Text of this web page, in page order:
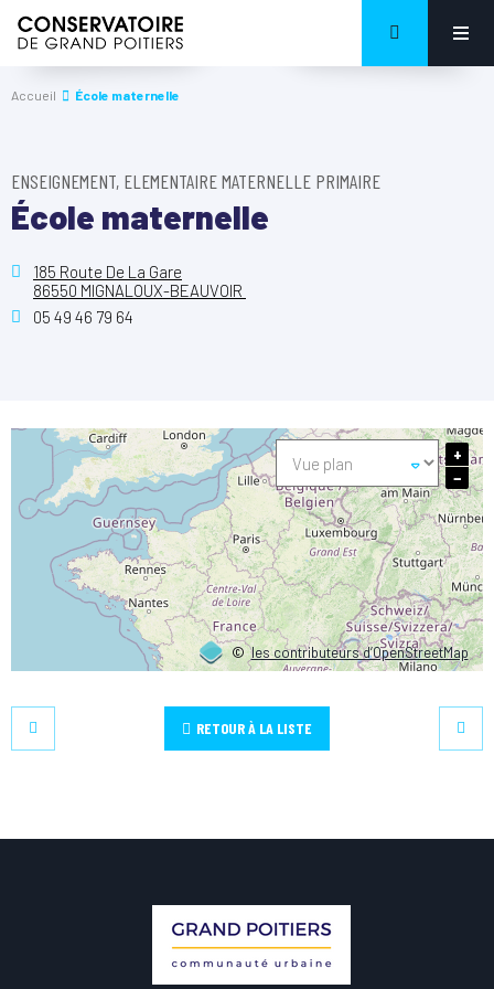
Accueil École maternelle
ENSEIGNEMENT, ELEMENTAIRE MATERNELLE PRIMAIRE
École maternelle
185 Route De La Gare
86550 MIGNALOUX-BEAUVOIR
05 49 46 79 64
©les contributeurs d’OpenStreetMap
+
−
RETOUR À LA LISTE